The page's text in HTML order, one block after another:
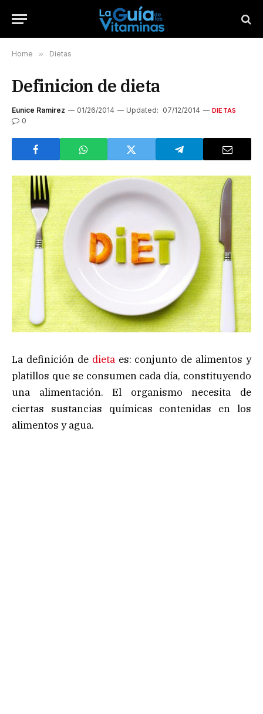
Home » Dietas
Definicion de dieta
Eunice Ramirez 01/26/2014 Updated: 07/12/2014 DIETAS
0
La definición dedietaes: conjunto de alimentos y
platillos que se consumen cada día, constituyendo
una alimentación. El organismo necesita de
ciertas sustancias químicas contenidas en los
alimentos y agua.